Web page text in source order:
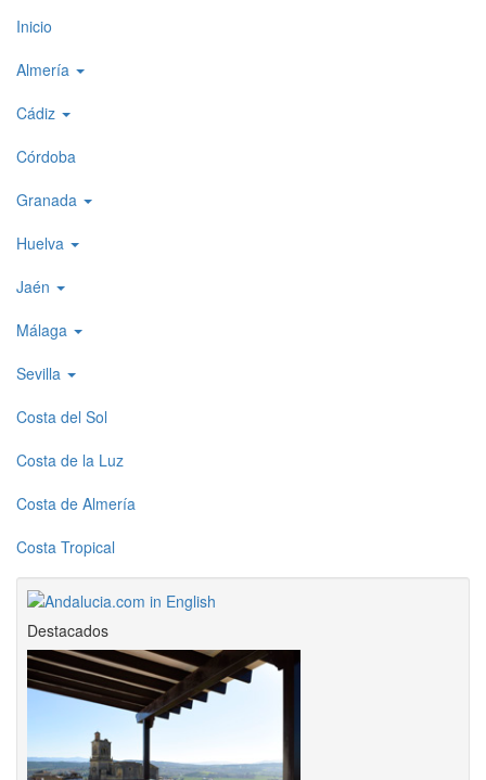
Top
level
1
Inicio
Almería
Cádiz
Córdoba
Granada
Huelva
Jaén
Málaga
Sevilla
Costa del Sol
Costa de la Luz
Costa de Almería
Costa Tropical
Destacados